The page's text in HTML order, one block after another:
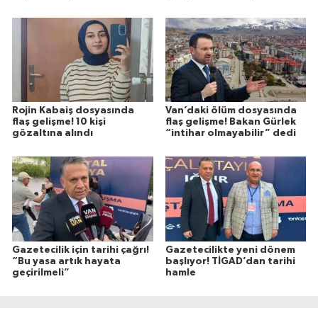
Rojin Kabaiş dosyasında
flaş gelişme! 10 kişi
gözaltına alındı
Van’daki ölüm dosyasında
flaş gelişme! Bakan Gürlek
“intihar olmayabilir” dedi
Gazetecilik için tarihi çağrı!
“Bu yasa artık hayata
geçirilmeli”
Gazetecilikte yeni dönem
başlıyor! TİGAD’dan tarihi
hamle